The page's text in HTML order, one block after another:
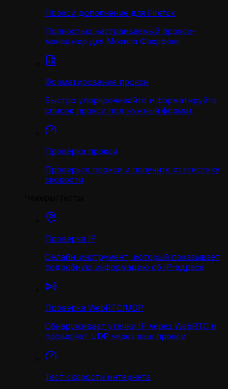
Прокси дополнение для Firefox
Полностью настраиваемый прокси-
менеджер для Мозила Фаерфокс
Форматирование прокси
Быстро упорядочивайте и форматируйте
список прокси под нужный формат
Проверка прокси
Проверьте прокси и получите статистику
скорости
Проверка IP
Онлайн-инструмент, который показывает
подробную информацию об IP-адресе
Проверка WebRTC/UDP
Обнаруживает утечки IP через WebRTC и
проверяет UDP через ваш прокси
Тест скорости интернета